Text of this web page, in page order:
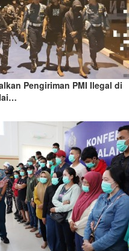
Pengiriman PMI Ilegal di